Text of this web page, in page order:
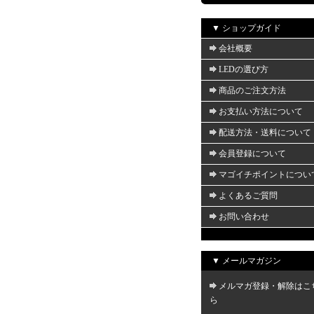
▼ ショップガイド
会社概要
LEDの選び方
商品のご注文方法
お支払い方法について
配送方法・送料について
会員登録について
マゴイチポイントについ
よくあるご質問
お問い合わせ
▼ メールマガジン
メルマガ登録・解除はこ
ら